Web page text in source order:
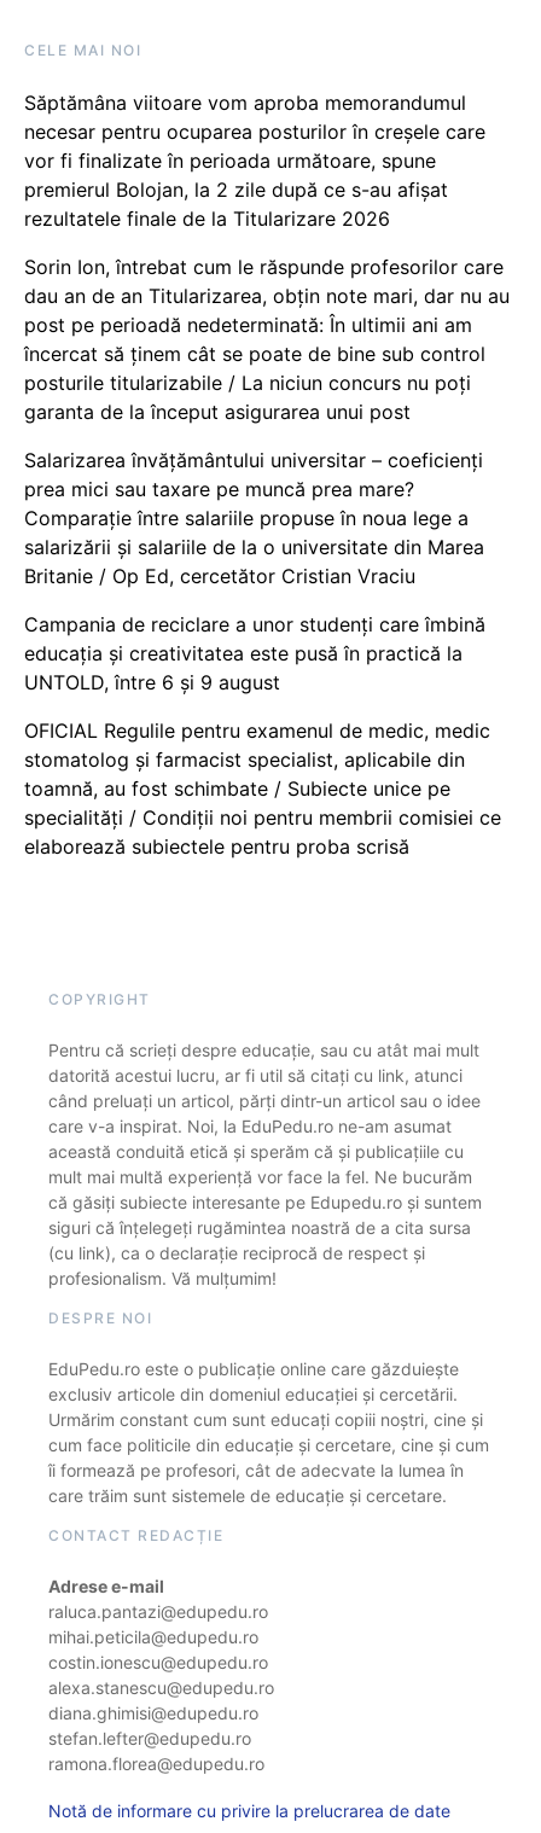
CELE MAI NOI
Săptămâna viitoare vom aproba memorandumul
necesar pentru ocuparea posturilor în creșele care
vor fi finalizate în perioada următoare, spune
premierul Bolojan, la 2 zile după ce s-au afișat
rezultatele finale de la Titularizare 2026
Sorin Ion, întrebat cum le răspunde profesorilor care
dau an de an Titularizarea, obțin note mari, dar nu au
post pe perioadă nedeterminată: În ultimii ani am
încercat să ținem cât se poate de bine sub control
posturile titularizabile / La niciun concurs nu poți
garanta de la început asigurarea unui post
Salarizarea învățământului universitar – coeficienți
prea mici sau taxare pe muncă prea mare?
Comparație între salariile propuse în noua lege a
salarizării și salariile de la o universitate din Marea
Britanie / Op Ed, cercetător Cristian Vraciu
Campania de reciclare a unor studenți care îmbină
educația și creativitatea este pusă în practică la
UNTOLD, între 6 și 9 august
OFICIAL Regulile pentru examenul de medic, medic
stomatolog și farmacist specialist, aplicabile din
toamnă, au fost schimbate / Subiecte unice pe
specialități / Condiții noi pentru membrii comisiei ce
elaborează subiectele pentru proba scrisă
COPYRIGHT
Pentru că scrieți despre educație, sau cu atât mai mult
datorită acestui lucru, ar fi util să citați cu link, atunci
când preluați un articol, părți dintr-un articol sau o idee
care v-a inspirat. Noi, la EduPedu.ro ne-am asumat
această conduită etică și sperăm că și publicațiile cu
mult mai multă experiență vor face la fel. Ne bucurăm
că găsiți subiecte interesante pe Edupedu.ro și suntem
siguri că înțelegeți rugămintea noastră de a cita sursa
(cu link), ca o declarație reciprocă de respect și
profesionalism. Vă mulțumim!
DESPRE NOI
EduPedu.ro este o publicație online care găzduiește
exclusiv articole din domeniul educației și cercetării.
Urmărim constant cum sunt educați copiii noștri, cine și
cum face politicile din educație și cercetare, cine și cum
îi formează pe profesori, cât de adecvate la lumea în
care trăim sunt sistemele de educație și cercetare.
CONTACT REDACȚIE
Adrese e-mail
raluca.pantazi@edupedu.ro
mihai.peticila@edupedu.ro
costin.ionescu@edupedu.ro
alexa.stanescu@edupedu.ro
diana.ghimisi@edupedu.ro
stefan.lefter@edupedu.ro
ramona.florea@edupedu.ro
Notă de informare cu privire la prelucrarea de date